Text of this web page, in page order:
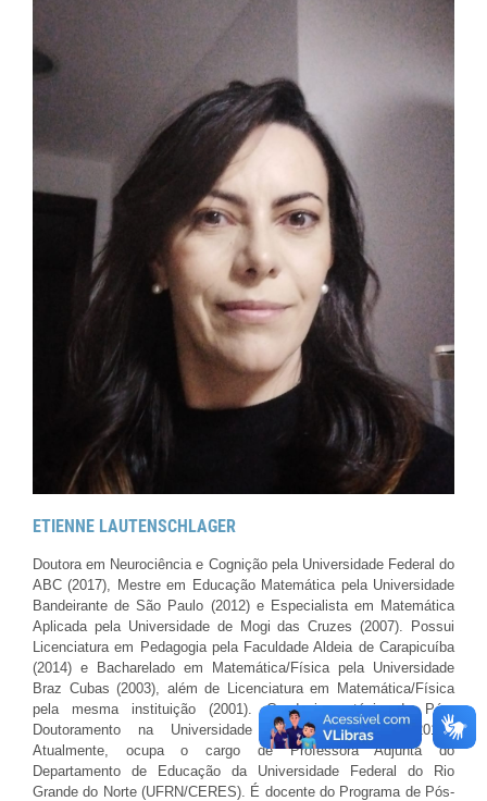
ETIENNE LAUTENSCHLAGER
Doutora em Neurociência e Cognição pela Universidade Federal do
ABC (2017), Mestre em Educação Matemática pela Universidade
Bandeirante de São Paulo (2012) e Especialista em Matemática
Aplicada pela Universidade de Mogi das Cruzes (2007). Possui
Licenciatura em Pedagogia pela Faculdade Aldeia de Carapicuíba
(2014) e Bacharelado em Matemática/Física pela Universidade
Braz Cubas (2003), além de Licenciatura em Matemática/Física
pela mesma instituição (2001). Conduziu estágio de Pós-
Doutoramento na Universidade Federal do ABC (2018).
Atualmente, ocupa o cargo de Professora Adjunta do
Departamento de Educação da Universidade Federal do Rio
Grande do Norte (UFRN/CERES). É docente do Programa de Pós-